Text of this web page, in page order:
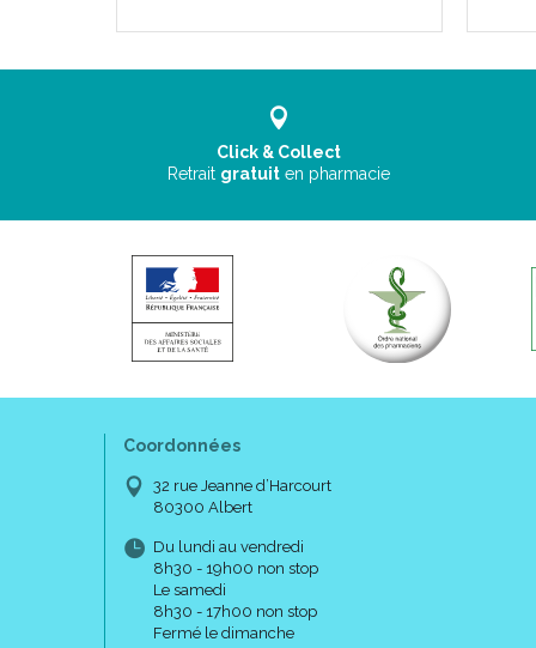
Click & Collect
Retrait gratuit en pharmacie
Coordonnées
32 rue Jeanne d’Harcourt
80300 Albert
Du lundi au vendredi
8h30 - 19h00 non stop
Le samedi
8h30 - 17h00 non stop
Fermé le dimanche